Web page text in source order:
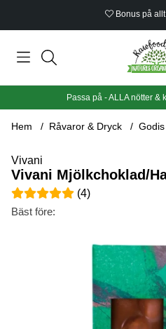
Bonus på
Passa på - ALLA nötter &
Hem Råvaror & Dryck
Vivani
Vivani Mjölkchoklad/
Medelbetyg 5 av 5 Antal betyg 4
(4)
Bäst före: